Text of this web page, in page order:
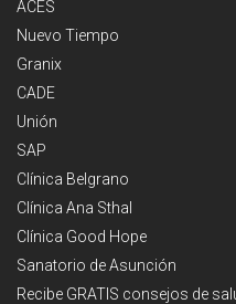
ACES
Nuevo Tiempo
Granix
CADE
Unión
SAP
Clínica Belgrano
Clínica Ana Sthal
Clínica Good Hope
Sanatorio de Asunción
Recibe GRATIS consejos de